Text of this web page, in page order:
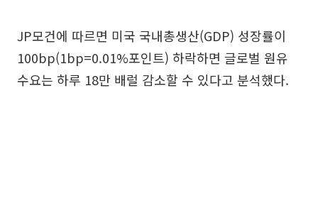
JP모건에 따르면 미국 국내총생산(GDP) 성장률이
100bp(1bp=0.01%포인트) 하락하면 글로벌 원유
수요는 하루 18만 배럴 감소할 수 있다고 분석했다.